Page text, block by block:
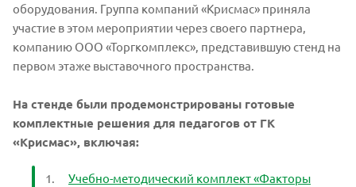
оборудования. Группа компаний «Крисмас» приняла
участие в этом мероприятии через своего партнера,
компанию ООО «Торгкомплекс», представившую стенд на
первом этаже выставочного пространства.
На стенде были продемонстрированы готовые
комплектные решения для педагогов от ГК
«Крисмас», включая:
Учебно-методический комплект «Факторы